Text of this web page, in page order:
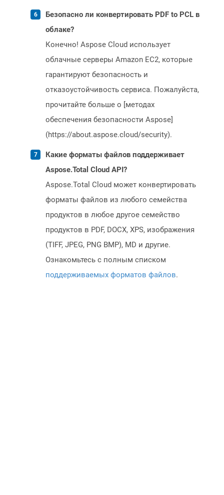
Безопасно ли конвертировать PDF to PCL в
облаке?
Конечно! Aspose Cloud использует
облачные серверы Amazon EC2, которые
гарантируют безопасность и
отказоустойчивость сервиса. Пожалуйста,
прочитайте больше о [методах
обеспечения безопасности Aspose]
(https://about.aspose.cloud/security).
Какие форматы файлов поддерживает
Aspose.Total Cloud API?
Aspose.Total Cloud может конвертировать
форматы файлов из любого семейства
продуктов в любое другое семейство
продуктов в PDF, DOCX, XPS, изображения
(TIFF, JPEG, PNG BMP), MD и другие.
Ознакомьтесь с полным списком
поддерживаемых форматов файлов.